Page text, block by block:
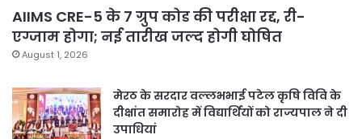
AIIMS CRE-5 के 7 ग्रुप कोड की परीक्षा रद्द, री-
एग्जाम होगा; नई तारीख जल्द होगी घोषित
August 1, 2026
मेरठ के सरदार वल्लभभाई पटेल कृषि विवि के
दीक्षांत समारोह में विद्यार्थियों को राज्यपाल ने दी
उपाधियां